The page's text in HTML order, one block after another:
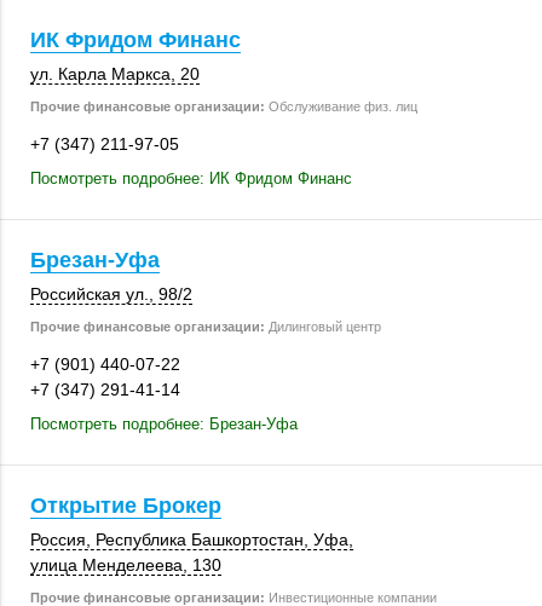
ИК Фридом Финанс
ул. Карла Маркса, 20
Прочие финансовые организации: Обслуживание физ. лиц
+7 (347) 211-97-05
Посмотреть подробнее: ИК Фридом Финанс
Брезан-Уфа
Российская ул. 98/2
Прочие финансовые организации: Дилинговый центр
+7 (901) 440-07-22
+7 (347) 291-41-14
Посмотреть подробнее: Брезан-Уфа
Открытие Брокер
Россия , Республика Башкортостан, Уфа
улица Менделеева
130
Прочие финансовые организации: Инвестиционные компании